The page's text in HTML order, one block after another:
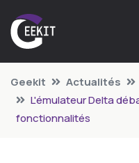
Geekit Actualités
L'émulateur Delta
fonctionnalités